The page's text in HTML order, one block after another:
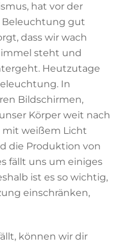
hat vor der
Beleuchtung gut
dass wir wach
steht und
Heutzutage
In
Bildschirmen,
Körper weit nach
mit weißem Licht
die Produktion von
fällt uns um einiges
ist es so wichtig,
einschränken,
können wir dir